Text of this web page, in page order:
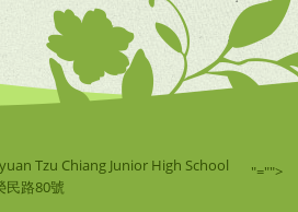
Tzu Chiang Junior High School
民路80號
"="">